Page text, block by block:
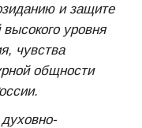
и защите
уровня
чувства
общности